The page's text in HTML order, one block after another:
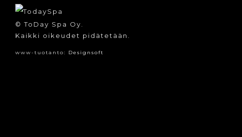
© ToDay Spa Oy.
Kaikki oikeudet pidätetään.
www-tuotanto: Designsoft